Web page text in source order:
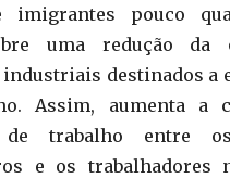
imigrantes pouco
uma redução da
industriais destinados a
Assim, aumenta a
de trabalho entre os
e os trabalhadores